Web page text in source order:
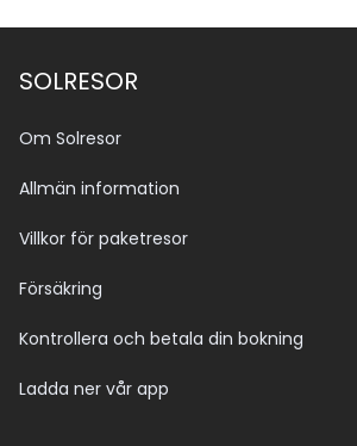
SOLRESOR
Om Solresor
Allmän information
Villkor för paketresor
Försäkring
Kontrollera och betala din bokning
Ladda ner vår app